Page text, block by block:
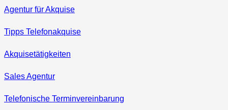
Agentur für Akquise
Tipps Telefonakquise
Akquisetätigkeiten
Sales Agentur
Telefonische Terminvereinbarung